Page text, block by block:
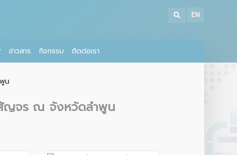
EN
ข่าวสาร กิจกรรม ติดต่อเรา
น
สัญจร ณ จังหวัดลำพูน